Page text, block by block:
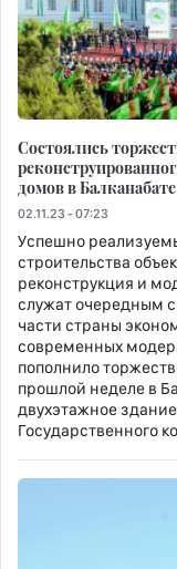
Состоялись
домов в Балканабате
02.11.23 - 07:23
Успешно
строительства
реконструкция и
служат очередным
части страны
современных
пополнило
прошлой неделе в
двухэтажное
Государственного